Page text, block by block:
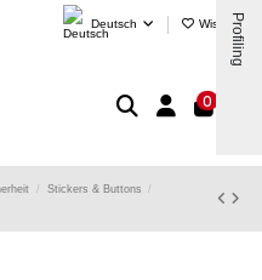
Deutsch Wishlist (
0
Stickers & Buttons
Profiling